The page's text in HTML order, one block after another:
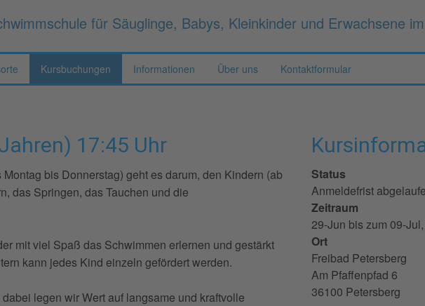
für Säuglinge, Babys, Kleinkinder und Erwachsene
Kursbuchungen Informationen Über uns Kontaktformular
17:45 Uhr
bis Donnerstag) geht es darum, den Kindern (ab
das Springen, das Tauchen und die
mit viel Spaß das Schwimmen erlernen und gestärkt
kann jedes Kind einzeln gefördert werden.
legen wir Wert auf langsame und kraftvolle
Status
Anmeldefrist
Zeitraum
29-Jun bis zum 09-
Ort
Freibad Petersberg
Am Pfaffenpfad 6
36100 Petersberg